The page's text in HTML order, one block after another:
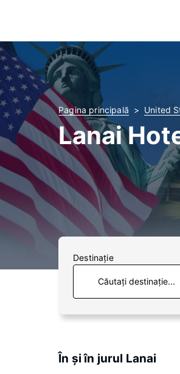
Pagina principală United
Lanai
Destinaţie
În şi în jurul Lanai